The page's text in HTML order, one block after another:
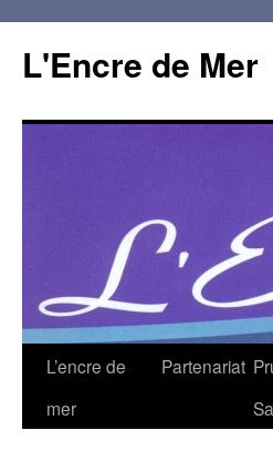
L'Encre de Mer
L’encre de
mer
Partenariat